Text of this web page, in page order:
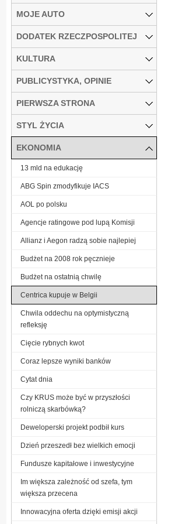
MOJE AUTO
DODATEK RZECZPOSPOLITEJ
KULTURA
PUBLICYSTYKA, OPINIE
PIERWSZA STRONA
STYL ŻYCIA
EKONOMIA
13 mld na edukację
ABG Spin zmodyfikuje IACS
AOL po polsku
Agencje ratingowe pod lupą Komisji
Allianz i Aegon radzą sobie najlepiej
Budżet na 2008 rok pęcznieje
Budżet na ostatnią chwilę
Centrica kupuje w Belgii
Chwila oddechu na optymistyczną
refleksję
Cięcie rybnych kwot
Coraz lepsze wyniki banków
Cytat dnia
Czy KRUS może być w przyszłości
rolniczą skarbówką?
Deweloperski projekt podbił kurs
Dzień przeszedł bez wielkich emocji
Fundusze kapitałowe i inwestycyjne
Im większa zależność od szefa, tym
większa przecena
Innowacyjna oferta dzięki emisji akcji